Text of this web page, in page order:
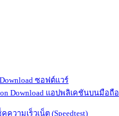
ซอฟต์แวร์
แอปพลิเคชันบนมือถือ
คความเร็วเน็ต (Speedtest)